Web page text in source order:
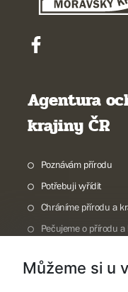
Agentura
krajiny ČR
Poznávám přírodu
Potřebuji vyřídit
Chráníme přírodu a
Pečujeme o přírodu a
O nás
Můžeme si u